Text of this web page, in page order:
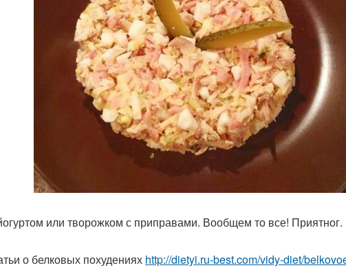
или творожком с приправами. Вообщем то все! Приятног.
о белковых похудениях http://dietyi.ru-best.com/vidy-diet/